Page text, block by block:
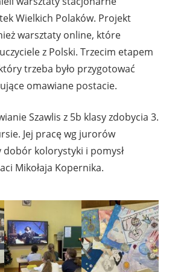
Wielkich Polaków. Projekt
warsztaty online, które
z Polski. Trzecim etapem
trzeba było przygotować
omawiane postacie.
Szawlis z 5b klasy zdobycia 3.
Jej pracę wg jurorów
dobór kolorystyki i pomysł
Mikołaja Kopernika.